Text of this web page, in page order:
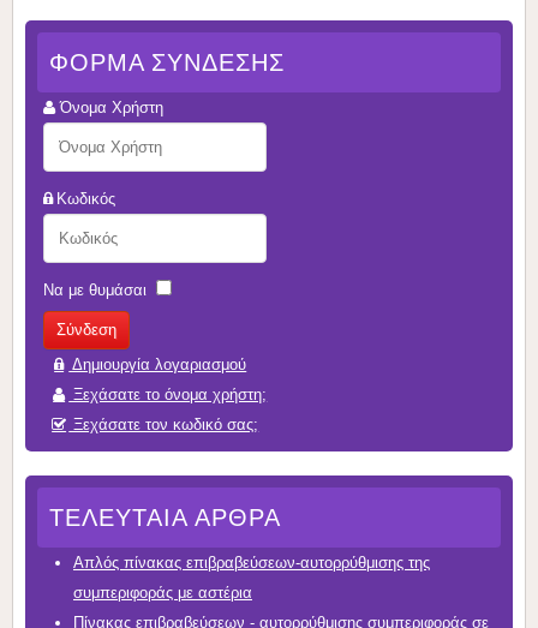
ΦΌΡΜΑ ΣΎΝΔΕΣΗΣ
Όνομα Χρήστη
Κωδικός
Να με θυμάσαι
Δημιουργία λογαριασμού
Ξεχάσατε το όνομα χρήστη;
Ξεχάσατε τον κωδικό σας;
ΤΕΛΕΥΤΑΊΑ ΆΡΘΡΑ
Απλός πίνακας επιβραβεύσεων-αυτορρύθμισης της
συμπεριφοράς με αστέρια
Πίνακας επιβραβεύσεων - αυτορρύθμισης συμπεριφοράς σε